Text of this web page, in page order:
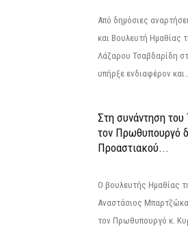
Από δημόσιες
και Βουλευτή Ημαθίας
Λάζαρου Τσαβδαρίδη
υπήρξε ενδιαφέρον
Στη συνάντηση
τον Πρωθυπουργό
Προαστιακού...
Ο βουλευτής Ημαθίας
Αναστάσιος
τον Πρωθυπουργό κ.